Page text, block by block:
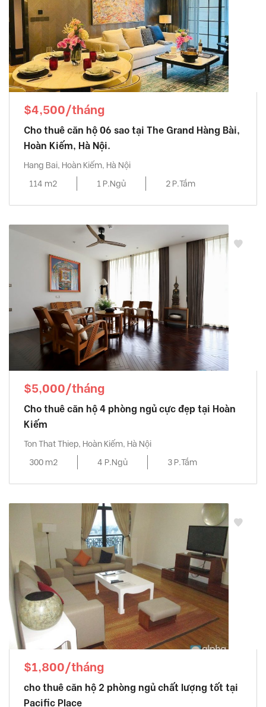
$4,500/tháng
Cho thuê căn hộ 06 sao tại The Grand Hàng Bài,
Hoàn Kiếm, Hà Nội.
Hang Bai, Hoàn Kiếm, Hà Nội
114 m2
1 P.Ngủ 2 P.Tắm
$5,000/tháng
Cho thuê căn hộ 4 phòng ngủ cực đẹp tại Hoàn
Kiếm
Ton That Thiep, Hoàn Kiếm, Hà Nội
300 m2
4 P.Ngủ 3 P.Tắm
$1,800/tháng
cho thuê căn hộ 2 phòng ngủ chất lượng tốt tại
Pacific Place